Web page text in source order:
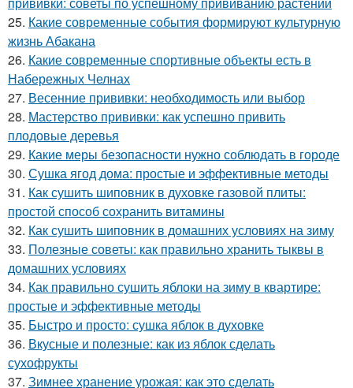
25. Какие современные события формируют культурную
жизнь Абакана
26. Какие современные спортивные объекты есть в
Набережных Челнах
27. Весенние прививки: необходимость или выбор
28. Мастерство прививки: как успешно привить
плодовые деревья
29. Какие меры безопасности нужно соблюдать в городе
30. Сушка ягод дома: простые и эффективные методы
31. Как сушить шиповник в духовке газовой плиты:
простой способ сохранить витамины
32. Как сушить шиповник в домашних условиях на зиму
33. Полезные советы: как правильно хранить тыквы в
домашних условиях
34. Как правильно сушить яблоки на зиму в квартире:
простые и эффективные методы
35. Быстро и просто: сушка яблок в духовке
36. Вкусные и полезные: как из яблок сделать
сухофрукты
37. Зимнее хранение урожая: как это сделать